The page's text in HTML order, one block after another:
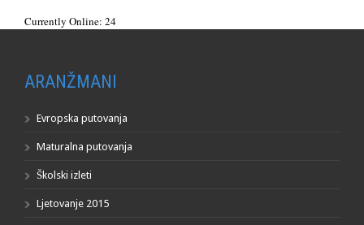
Currently Online: 24
ARANŽMANI
Evropska putovanja
Maturalna putovanja
Školski izleti
Ljetovanje 2015